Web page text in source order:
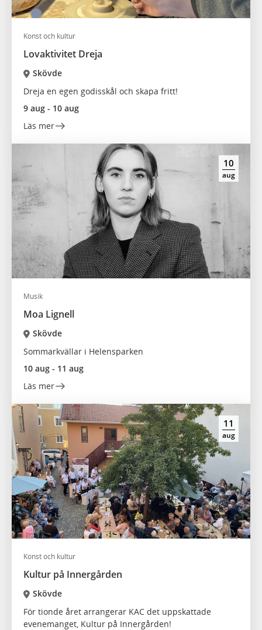
Konst och kultur
Lovaktivitet Dreja
Skövde
Dreja en egen godisskål och skapa fritt!
9 aug - 10 aug
Läs mer
10
aug
Musik
Moa Lignell
Skövde
Sommarkvällar i Helensparken
10 aug - 11 aug
Läs mer
11
aug
Konst och kultur
Kultur på Innergården
Skövde
För tionde året arrangerar KAC det uppskattade
evenemanget, Kultur på Innergården!